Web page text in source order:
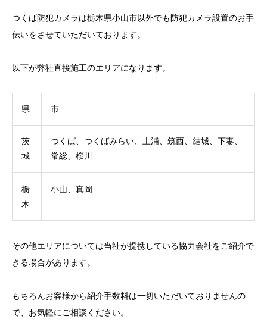
つくば防犯カメラは栃木県小山市以外でも防犯カメラ設置のお手
伝いをさせていただいております。
以下が弊社直接施工のエリアになります。
県 市
茨
城
つくば、つくばみらい、土浦、筑西、結城、下妻、
常総、桜川
栃
木
小山、真岡
その他エリアについては当社が提携している協力会社をご紹介で
きる場合があります。
もちろんお客様から紹介手数料は一切いただいておりませんの
で、お気軽にご相談ください。